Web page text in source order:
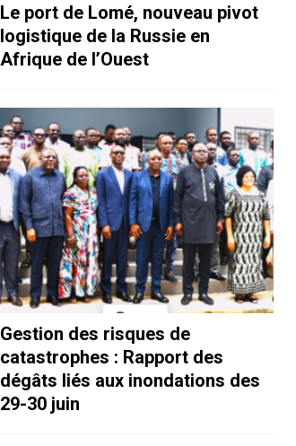
Le port de Lomé, nouveau pivot
logistique de la Russie en
Afrique de l’Ouest
Gestion des risques de
catastrophes : Rapport des
dégâts liés aux inondations des
29-30 juin